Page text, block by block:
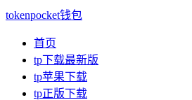
tokenpocket钱包
首页
tp下载最新版
tp苹果下载
tp正版下载